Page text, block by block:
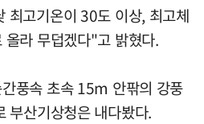
최고기온이 30도 이상, 최고체
라 무덥겠다"고 밝혔다.
풍속 초속 15m 안팎의 강풍
부산기상청은 내다봤다.